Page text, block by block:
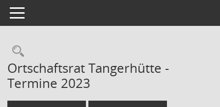
Toggle navigation
Rechercheauswahl
Ortschaftsrat Tangerhütte -
Termine 2023